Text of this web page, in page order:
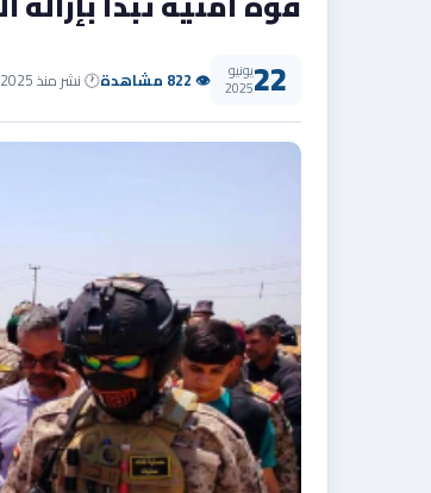
22يونيو
2025 👁 822 مشاهدة 🕐 نشر منذ 22/06/2025